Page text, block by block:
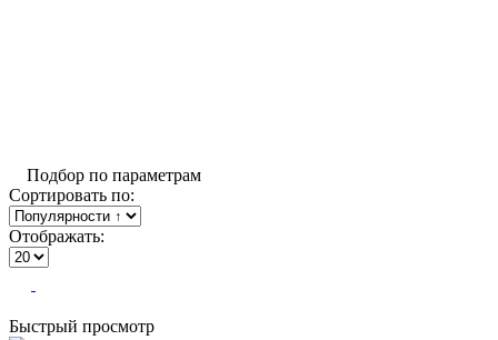
Подбор по параметрам
Сортировать по:
Отображать:
Быстрый просмотр